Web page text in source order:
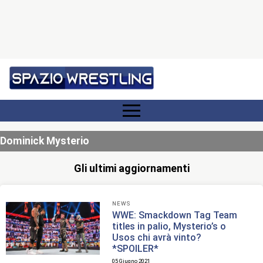
Dominick Mysterio
Gli ultimi aggiornamenti
NEWS
WWE: Smackdown Tag Team
titles in palio, Mysterio’s o
Usos chi avrà vinto?
*SPOILER*
05 Giugno 2021